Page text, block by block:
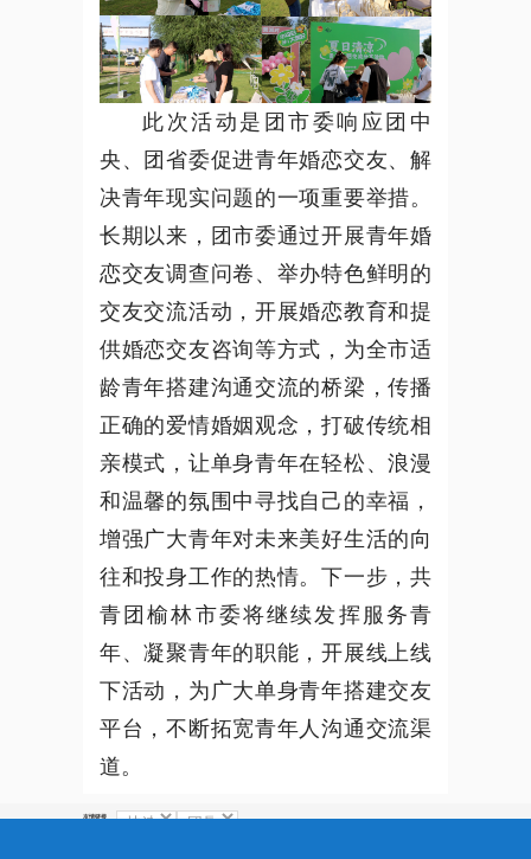
此次活动是团市委响应团中
央、团省委促进青年婚恋交友、解
决青年现实问题的一项重要举措。
长期以来，团市委通过开展青年婚
恋交友调查问卷、举办特色鲜明的
交友交流活动 ，开展婚恋教育和提
供婚恋交友咨询等方式，为全市适
龄青年搭建沟通交流的桥梁 ，传播
正确的爱情婚姻观念，打破传统相
亲模式 ， 让单身青年在轻松、浪漫
和温馨的氛围中寻找自己的幸福，
增强广大青年对未来美好生活的向
往和投身工作的热情。下一步，共
青团榆林市委将继续发挥服务青
年、凝聚青年的职能 ，开展线上线
下活动，为广大单身青年搭建交友
平台 ，不断拓宽青年人沟通交流渠
道。
友情链接